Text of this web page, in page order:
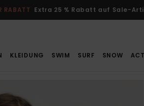
RABATT Extra 25 % Rabatt auf Sale-
KLEIDUNG SWIM SURF SNOW